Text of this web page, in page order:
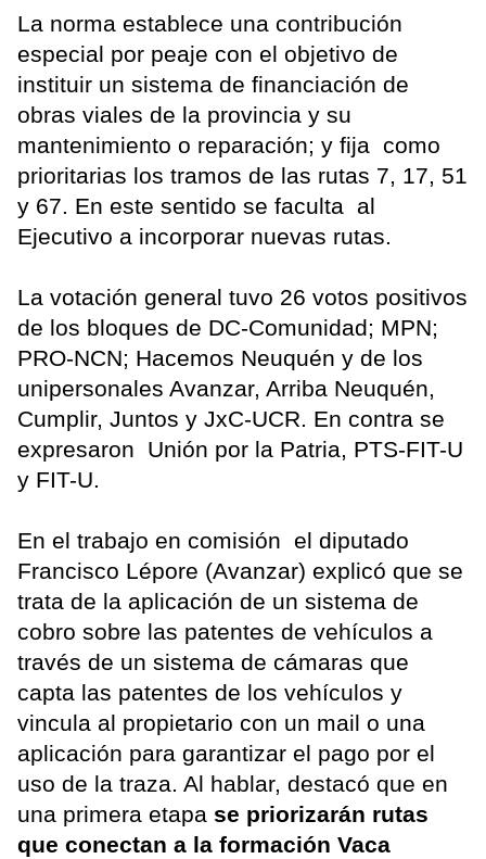
La norma establece una contribución
especial por peaje con el objetivo de
instituir un sistema de financiación de
obras viales de la provincia y su
mantenimiento o reparación; y fija como
prioritarias los tramos de las rutas 7, 17, 51
y 67. En este sentido se faculta al
Ejecutivo a incorporar nuevas rutas.
La votación general tuvo 26 votos positivos
de los bloques de DC-Comunidad; MPN;
PRO-NCN; Hacemos Neuquén y de los
unipersonales Avanzar, Arriba Neuquén,
Cumplir, Juntos y JxC-UCR. En contra se
expresaron Unión por la Patria, PTS-FIT-U
y FIT-U.
En el trabajo en comisión el diputado
Francisco Lépore (Avanzar) explicó que se
trata de la aplicación de un sistema de
cobro sobre las patentes de vehículos a
través de un sistema de cámaras que
capta las patentes de los vehículos y
vincula al propietario con un mail o una
aplicación para garantizar el pago por el
uso de la traza. Al hablar, destacó que en
una primera etapa se priorizarán rutas
que conectan a la formación Vaca